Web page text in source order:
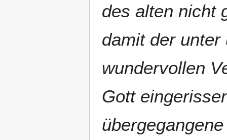
des alten nicht
damit der
wundervollen
Gott